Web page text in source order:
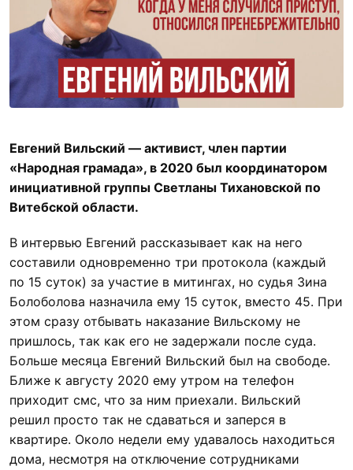
Евгений Вильский — активист, член партии
«Народная грамада», в 2020 был координатором
инициативной группы Светланы Тихановской по
Витебской области.
В интервью Евгений рассказывает как на него
составили одновременно три протокола (каждый
по 15 суток) за участие в митингах, но судья Зина
Болоболова назначила ему 15 суток, вместо 45. При
этом сразу отбывать наказание Вильскому не
пришлось, так как его не задержали после суда.
Больше месяца Евгений Вильский был на свободе.
Ближе к августу 2020 ему утром на телефон
приходит смс, что за ним приехали. Вильский
решил просто так не сдаваться и заперся в
квартире. Около недели ему удавалось находиться
дома, несмотря на отключение сотрудниками